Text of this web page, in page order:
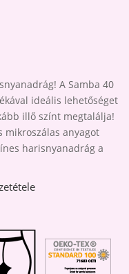
A Samba 40
ideális lehetőséget
illő színt megtalálja!
mikroszálas anyagot
harisnyanadrág a